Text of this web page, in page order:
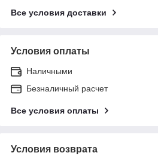
Все условия доставки
Условия оплаты
Наличными
Безналичный расчет
Все условия оплаты
Условия возврата